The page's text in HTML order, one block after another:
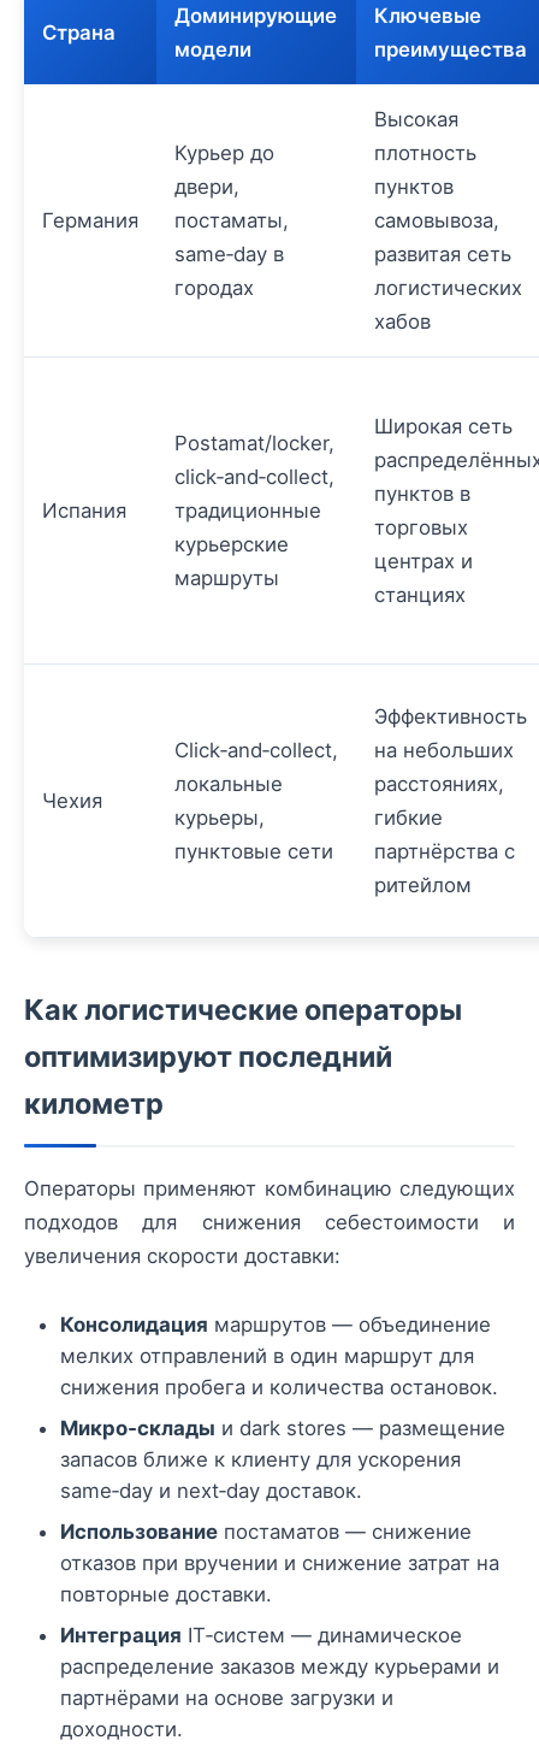
Страна
Доминирующие
модели
Ключевые
преимущества
Германия
Курьер до
двери,
постаматы,
same‑day в
городах
Высокая
плотность
пунктов
самовывоза,
развитая сеть
логистических
хабов
Испания
Postamat/locker,
click‑and‑collect,
традиционные
курьерские
маршруты
Широкая сеть
пунктов в
торговых
центрах и
станциях
Чехия
Click‑and‑collect,
локальные
курьеры,
пунктовые сети
Эффективность
на небольших
расстояниях,
гибкие
партнёрства с
ритейлом
Как логистические операторы
оптимизируют последний
километр
Операторы применяют комбинацию следующих
подходов для снижения себестоимости и
увеличения скорости доставки:
Консолидация маршрутов — объединение
мелких отправлений в один маршрут для
снижения пробега и количества остановок.
Микро‑склады и dark stores — размещение
запасов ближе к клиенту для ускорения
same‑day и next‑day доставок.
Использование постаматов — снижение
отказов при вручении и снижение затрат на
повторные доставки.
Интеграция IT‑систем — динамическое
распределение заказов между курьерами и
партнёрами на основе загрузки и
доходности.